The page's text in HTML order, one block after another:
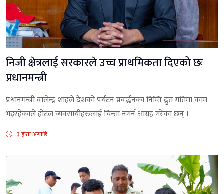
निजी क्षेत्रलाई सरकारले उच्च प्राथमिकता दिएको छः
प्रधानमन्त्री
प्रधानमन्त्री वालेन्द्र शाहले देशको पर्यटन प्रवर्द्धनका निम्ति द्रुत गतिमा काम
भइरहेकाले होटल व्यवसायीहरुलाई चिन्ता नगर्न आग्रह गरेका छन् ।
३ हप्ता अगाडि